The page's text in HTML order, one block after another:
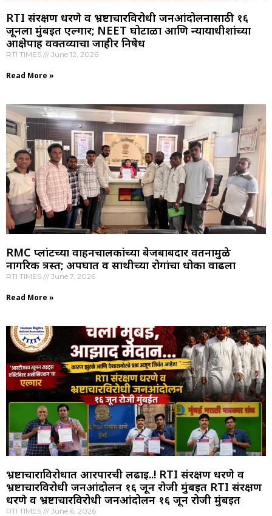
RTI संरक्षण धरणे व भ्रष्टाचारविरोधी जनआंदोलनासाठी १६
जूनला मुंबईत एल्गार; NEET घोटाळा आणि न्यायाधीशांच्या
आक्षेपार्ह वक्तव्याचा जाहीर निषेध
RTI TIMES June 12, 2026
Read More »
RMC प्लांटच्या वाहनचालकांच्या बेजबाबदार वर्तनामुळे
नागरिक त्रस्त; अपघात व साथीच्या रोगांचा धोका वाढला
RTI TIMES June 7, 2026
Read More »
भ्रष्टाचाराविरोधात आरपारची लढाई..! RTI संरक्षण धरणे व
भ्रष्टाचारविरोधी जनआंदोलन १६ जून रोजी मुंबईत RTI संरक्षण
धरणे व भ्रष्टाचारविरोधी जनआंदोलन १६ जून रोजी मुंबईत
RTI TIMES June 6, 2026